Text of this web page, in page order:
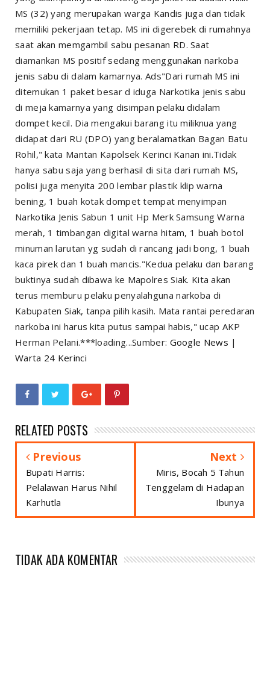
MS (32) yang merupakan warga Kandis juga dan tidak
memiliki pekerjaan tetap. MS ini digerebek di rumahnya
saat akan memgambil sabu pesanan RD. Saat
diamankan MS positif sedang menggunakan narkoba
jenis sabu di dalam kamarnya. Ads"Dari rumah MS ini
ditemukan 1 paket besar d iduga Narkotika jenis sabu
di meja kamarnya yang disimpan pelaku didalam
dompet kecil. Dia mengakui barang itu miliknua yang
didapat dari RU (DPO) yang beralamatkan Bagan Batu
Rohil," kata Mantan Kapolsek Kerinci Kanan ini.Tidak
hanya sabu saja yang berhasil di sita dari rumah MS,
polisi juga menyita 200 lembar plastik klip warna
bening, 1 buah kotak dompet tempat menyimpan
Narkotika Jenis Sabun 1 unit Hp Merk Samsung Warna
merah, 1 timbangan digital warna hitam, 1 buah botol
minuman larutan yg sudah di rancang jadi bong, 1 buah
kaca pirek dan 1 buah mancis."Kedua pelaku dan barang
buktinya sudah dibawa ke Mapolres Siak. Kita akan
terus memburu pelaku penyalahguna narkoba di
Kabupaten Siak, tanpa pilih kasih. Mata rantai peredaran
narkoba ini harus kita putus sampai habis," ucap AKP
Herman Pelani.***loading...Sumber: Google News |
Warta 24 Kerinci
RELATED POSTS
Previous
Bupati Harris:
Pelalawan Harus Nihil
Karhutla
Next
Miris, Bocah 5 Tahun
Tenggelam di Hadapan
Ibunya
TIDAK ADA KOMENTAR